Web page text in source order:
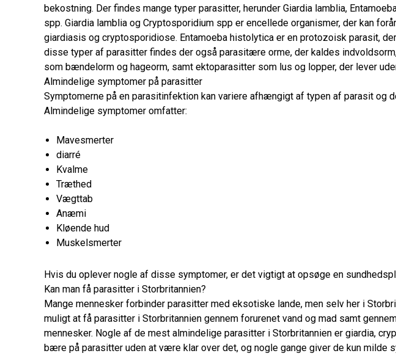
bekostning. Der findes mange typer parasitter, herunder Giardia lamblia,
spp. Giardia lamblia og Cryptosporidium spp er encellede organismer, der kan
giardiasis og cryptosporidiose. Entamoeba histolytica er en protozoisk parasit,
disse typer af parasitter findes der også parasitære orme, der kaldes
som bændelorm og hageorm, samt ektoparasitter som lus og lopper, der lever
Almindelige symptomer på parasitter
Symptomerne på en parasitinfektion kan variere afhængigt af typen af parasit og
Almindelige symptomer omfatter:
Mavesmerter
diarré
Kvalme
Træthed
Vægttab
Anæmi
Kløende hud
Muskelsmerter
Hvis du oplever nogle af disse symptomer, er det vigtigt at opsøge en
Kan man få parasitter i Storbritannien?
Mange mennesker forbinder parasitter med eksotiske lande, men selv her i
muligt at få parasitter i Storbritannien gennem forurenet vand og mad samt
mennesker. Nogle af de mest almindelige parasitter i Storbritannien er giardia,
bære på parasitter uden at være klar over det, og nogle gange giver de kun milde